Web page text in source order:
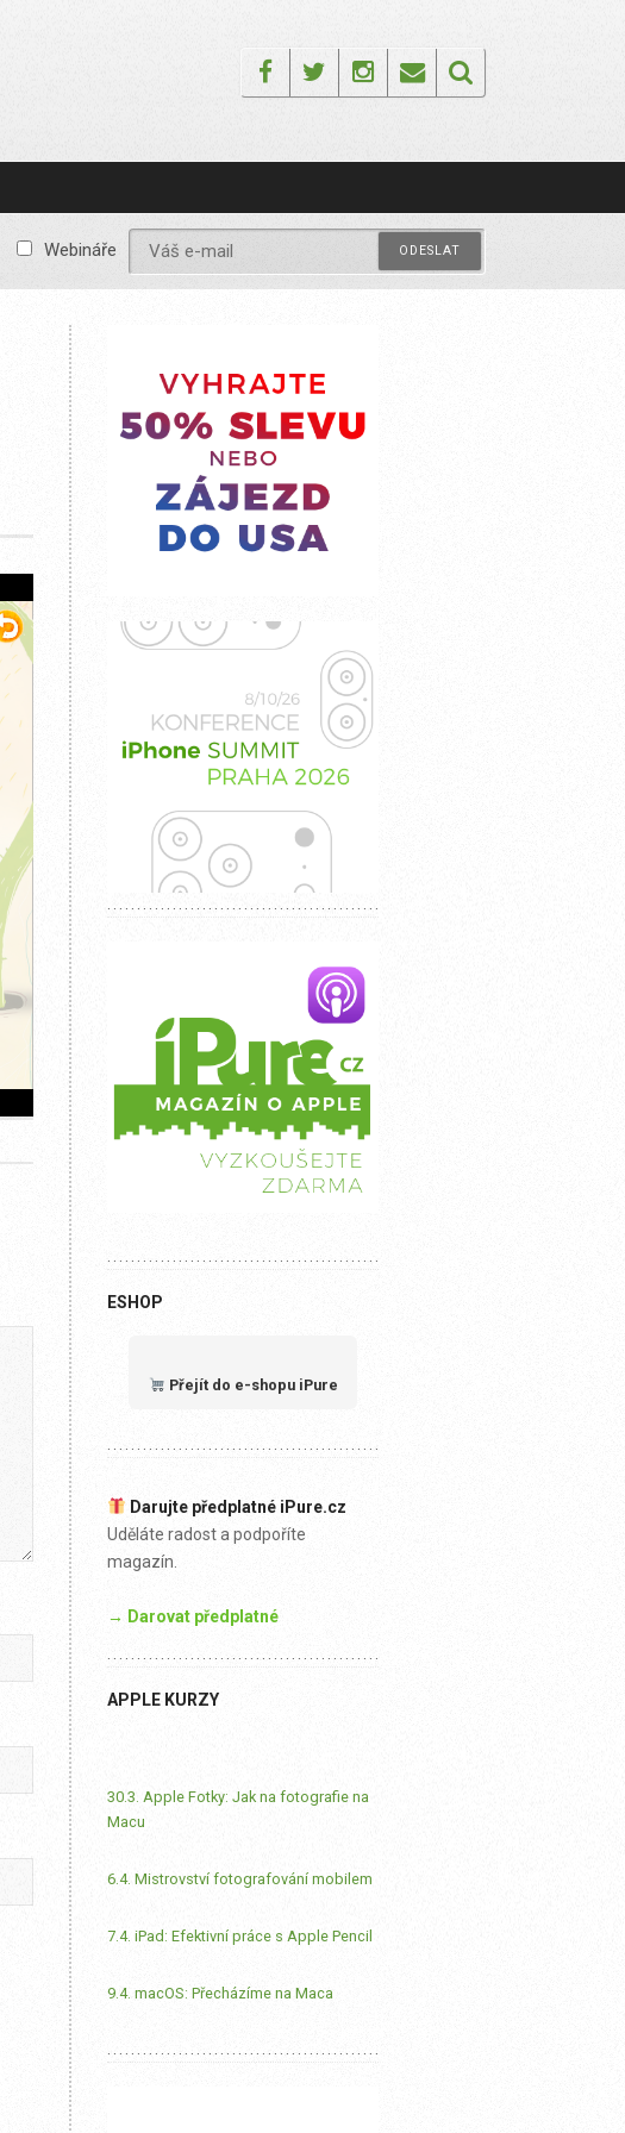
FacebookTwitterInstagram
Email
Webináře
ESHOP
Přejít do e-shopu iPure
Darujte předplatné iPure.cz
Uděláte radost a podpoříte
magazín.
→ Darovat předplatné
APPLE KURZY
30.3. Apple Fotky: Jak na fotografie na
Macu
6.4. Mistrovství fotografování mobilem
7.4. iPad: Efektivní práce s Apple Pencil
9.4. macOS: Přecházíme na Maca